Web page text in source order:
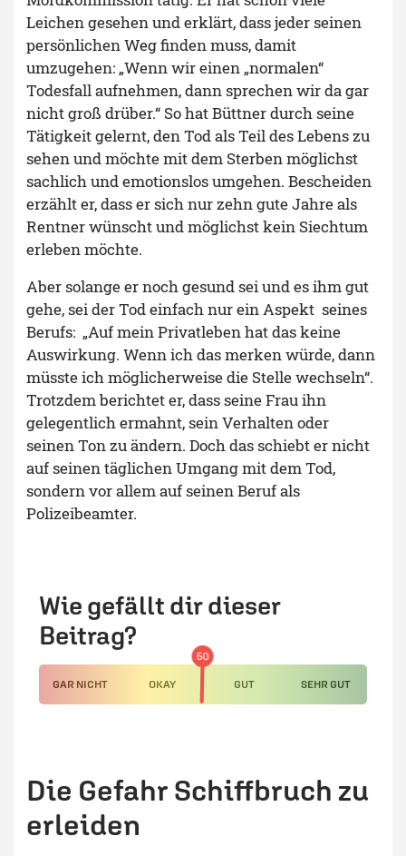
Leichen gesehen und erklärt, dass jeder seinen
persönlichen Weg finden muss, damit
umzugehen: „Wenn wir einen „normalen“
Todesfall aufnehmen, dann sprechen wir da gar
nicht groß drüber.“ So hat Büttner durch seine
Tätigkeit gelernt, den Tod als Teil des Lebens zu
sehen und möchte mit dem Sterben möglichst
sachlich und emotionslos umgehen. Bescheiden
erzählt er, dass er sich nur zehn gute Jahre als
Rentner wünscht und möglichst kein Siechtum
erleben möchte.
Aber solange er noch gesund sei und es ihm gut
gehe, sei der Tod einfach nur ein Aspekt seines
Berufs: „Auf mein Privatleben hat das keine
Auswirkung. Wenn ich das merken würde, dann
müsste ich möglicherweise die Stelle wechseln“.
Trotzdem berichtet er, dass seine Frau ihn
gelegentlich ermahnt, sein Verhalten oder
seinen Ton zu ändern. Doch das schiebt er nicht
auf seinen täglichen Umgang mit dem Tod,
sondern vor allem auf seinen Beruf als
Polizeibeamter.
Wie gefällt dir dieser
Beitrag?
GAR NICHT OKAY GUT SEHR GUT
50
Die Gefahr Schiffbruch zu
erleiden